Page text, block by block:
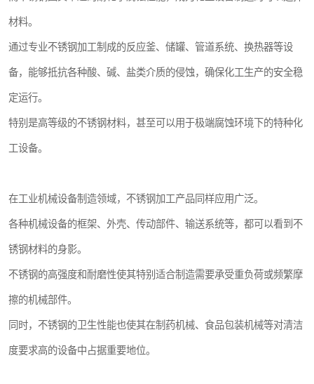
材料。
通过专业不锈钢加工制成的反应釜、储罐、管道系统、换热器等设
备，能够抵抗各种酸、碱、盐类介质的侵蚀，确保化工生产的安全稳
定运行。
特别是高等级的不锈钢材料，甚至可以用于极端腐蚀环境下的特种化
工设备。
在工业机械设备制造领域，不锈钢加工产品同样应用广泛。
各种机械设备的框架、外壳、传动部件、输送系统等，都可以看到不
锈钢材料的身影。
不锈钢的高强度和耐磨性使其特别适合制造需要承受重负荷或频繁摩
擦的机械部件。
同时，不锈钢的卫生性能也使其在制药机械、食品包装机械等对清洁
度要求高的设备中占据重要地位。